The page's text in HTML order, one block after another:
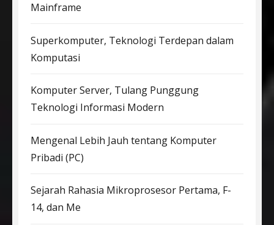
Mainframe
Superkomputer, Teknologi Terdepan dalam
Komputasi
Komputer Server, Tulang Punggung
Teknologi Informasi Modern
Mengenal Lebih Jauh tentang Komputer
Pribadi (PC)
Sejarah Rahasia Mikroprosesor Pertama, F-
14, dan Me